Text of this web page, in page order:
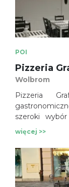
POI
Pizzeria
Wolbrom
Pizzeria
szeroki
szybkiego i
spotkanie
zamówienie
więcej >>